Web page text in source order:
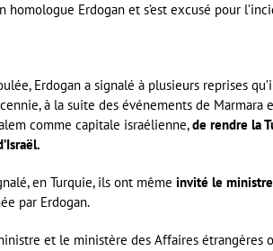
homologue Erdogan et s’est excusé pour
Erdogan a signalé à plusieurs reprises
à la suite des événements de
comme capitale israélienne,de rendre la
en Turquie, ils ont même invité le ministre
par Erdogan.
et le ministère des Affaires étrangères